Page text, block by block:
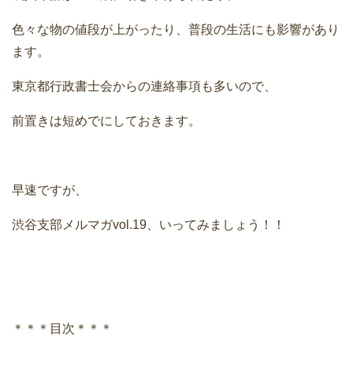
色々な物の値段が上がったり、普段の生活にも影響があり
ます。
東京都行政書士会からの連絡事項も多いので、
前置きは短めでにしておきます。
早速ですが、
渋谷支部メルマガvol.19、いってみましょう！！
＊＊＊目次＊＊＊